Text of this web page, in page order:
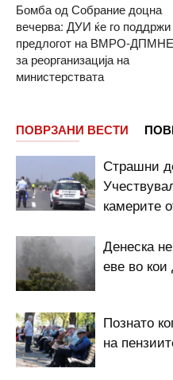
Бомба од Собрание доцна
вечерва: ДУИ ќе го поддржи
предлогот на ВМРО-ДПМНЕ
за реорганизација на
министерствата
ПОВРЗАНИ ВЕСТИ
Страшни
камерите
Денеска
еве во кои
Познато
на